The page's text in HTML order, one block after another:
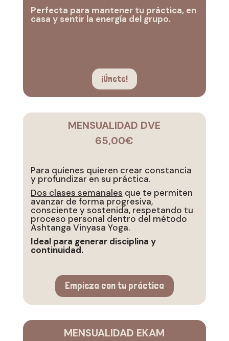
Perfecta para mantener tu práctica, en
casa y sentir la energía del grupo.
¡Únete!
MENSUALIDAD DVE
65,00€
Para quienes quieren crear constancia
y profundizar en su práctica.
Dos clases semanales que te permiten
avanzar de forma progresiva,
consciente y sostenida, respetando tu
proceso personal dentro del método
Ashtanga Vinyasa Yoga.
Ideal para generar disciplina y
continuidad.
Empieza con tu práctica
MENSUALIDAD EKAM